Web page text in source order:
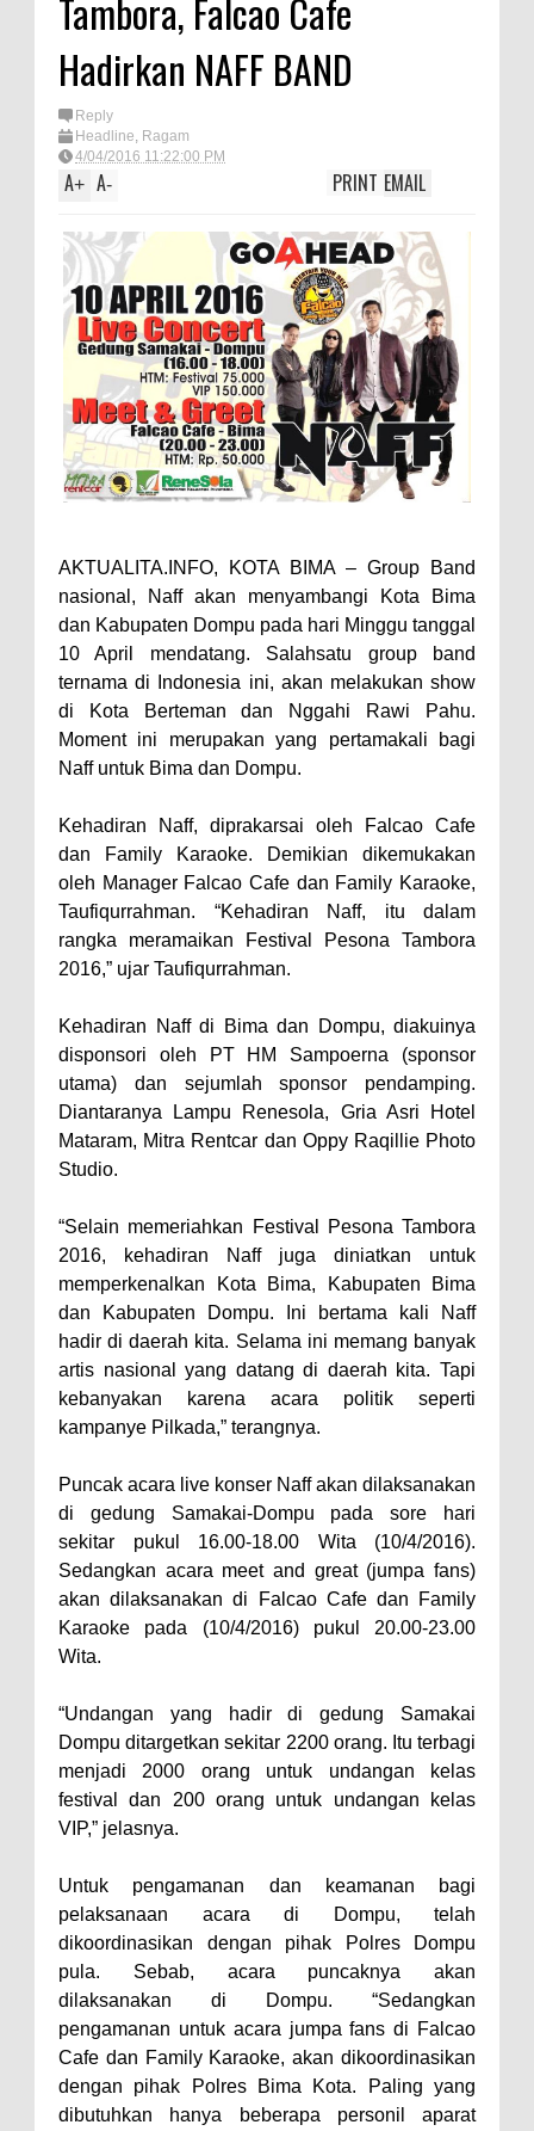
TEGAS! Kapolres Bima PTDH 1
Anggota dan Beri Reward 8
Perempuan sebagai Penggerak
Pelatihan Kewirausahaan Kota
Bima
Si Dokes Polres Bima Cek
Kesehatan Korban Kapal Wisata
yang Tenggelam di Perairan
Sanggar
Satpolairud Polres Bima dan Tim
Gabungan Evakuasi Korban
Perairan Sanggar
Perkuat Soliditas-Sinergi,
Kapolres Bima Silaturahmi ke
Kejari dan Kodim 1608
Nobar Piala Dunia Argentina vs
Inggris, Polres Bima Pererat
Silaturahmi dengan Masyarakat
Antusiasnya Warga dan Polisi
Nobar Bareng Laga Prancis vs
Spanyol di Mapolres Bima
Wali Kota Bima Tinjau Finalisasi
Pembangunan RSUD Kota Bima,
Berjalan Bertahap
"Polisi Peduli" Satsamapta
Polres Bima Bantu Warga Padolo
Atasi Krisis Air Bersih
Kelurahan Oi Mbo, Dorong
Percepatan Bantuan BSPS
Wakil Wali Kota Bima
Konsultasikan Usulan Inpres
Jalan Daerah 2026 dan
Persiapan DAK 2027 ke BPJN
Wali Kota Tekankan Disiplin ASN
dan Penguatan Kolaborasi
Wali Kota Bima Hadiri Rakornas
Kelautan dan Perikanan
Pemkot Jawab Pandangan
Raperda Pertanggungjawaban
Pelaksanaan APBD Kota Bima
Pimpin Upacara HUT
Ibadah, Kepercayaan Rakyat
Landasan Utama
Kado HUT Bhayangkara Ke-80,
Kapolres Bima Pimpin Kenaikan
Pangkat 42 Personel
Bakti Sosial Bhayangkara Ke-80,
Satsamapta Polres Bima Bantu
Tambora, Falcao Cafe
Hadirkan NAFF BAND
Reply
Headline, Ragam
4/04/2016 11:22:00 PM
A+ A- EMAIL
PRINT
AKTUALITA.INFO, KOTA BIMA – Group Band
nasional, Naff akan menyambangi Kota Bima
dan Kabupaten Dompu pada hari Minggu tanggal
10 April mendatang. Salahsatu group band
ternama di Indonesia ini, akan melakukan show
di Kota Berteman dan Nggahi Rawi Pahu.
Moment ini merupakan yang pertamakali bagi
Naff untuk Bima dan Dompu.
Kehadiran Naff, diprakarsai oleh Falcao Cafe
dan Family Karaoke. Demikian dikemukakan
oleh Manager Falcao Cafe dan Family Karaoke,
Taufiqurrahman. “Kehadiran Naff, itu dalam
rangka meramaikan Festival Pesona Tambora
2016,” ujar Taufiqurrahman.
Kehadiran Naff di Bima dan Dompu, diakuinya
disponsori oleh PT HM Sampoerna (sponsor
utama) dan sejumlah sponsor pendamping.
Diantaranya Lampu Renesola, Gria Asri Hotel
Mataram, Mitra Rentcar dan Oppy Raqillie Photo
Studio.
“Selain memeriahkan Festival Pesona Tambora
2016, kehadiran Naff juga diniatkan untuk
memperkenalkan Kota Bima, Kabupaten Bima
dan Kabupaten Dompu. Ini bertama kali Naff
hadir di daerah kita. Selama ini memang banyak
artis nasional yang datang di daerah kita. Tapi
kebanyakan karena acara politik seperti
kampanye Pilkada,” terangnya.
Puncak acara live konser Naff akan dilaksanakan
di gedung Samakai-Dompu pada sore hari
sekitar pukul 16.00-18.00 Wita (10/4/2016).
Sedangkan acara meet and great (jumpa fans)
akan dilaksanakan di Falcao Cafe dan Family
Karaoke pada (10/4/2016) pukul 20.00-23.00
Wita.
“Undangan yang hadir di gedung Samakai
Dompu ditargetkan sekitar 2200 orang. Itu terbagi
menjadi 2000 orang untuk undangan kelas
festival dan 200 orang untuk undangan kelas
VIP,” jelasnya.
Untuk pengamanan dan keamanan bagi
pelaksanaan acara di Dompu, telah
dikoordinasikan dengan pihak Polres Dompu
pula. Sebab, acara puncaknya akan
dilaksanakan di Dompu. “Sedangkan
pengamanan untuk acara jumpa fans di Falcao
Cafe dan Family Karaoke, akan dikoordinasikan
dengan pihak Polres Bima Kota. Paling yang
dibutuhkan hanya beberapa personil aparat